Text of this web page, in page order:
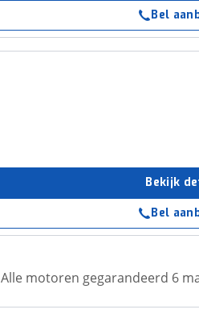
Bel
Bekijk
Bel
Alle motoren gegarandeerd 6